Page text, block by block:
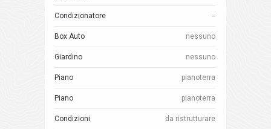
Condizionatore --
Box Auto nessuno
Giardino nessuno
Piano pianoterra
Piano pianoterra
Condizioni da ristrutturare